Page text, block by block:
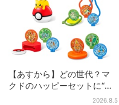
【あすから】どの世代？マ
クドのハッピーセットに“ポ
ケモンおもちゃ”、歴代30匹
2026.8.5